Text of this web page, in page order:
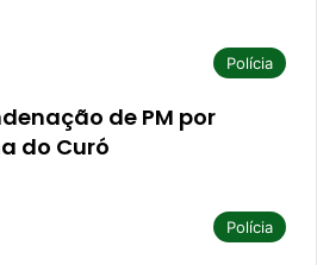
Polícia
de PM por
do Curó
Polícia